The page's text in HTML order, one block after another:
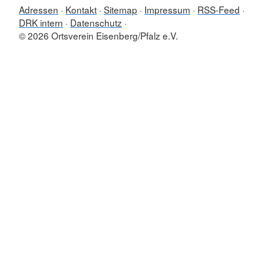
Adressen Kontakt Sitemap Impressum
RSS-Feed
DRK intern
Datenschutz
© 2026 Ortsverein Eisenberg/Pfalz e.V.